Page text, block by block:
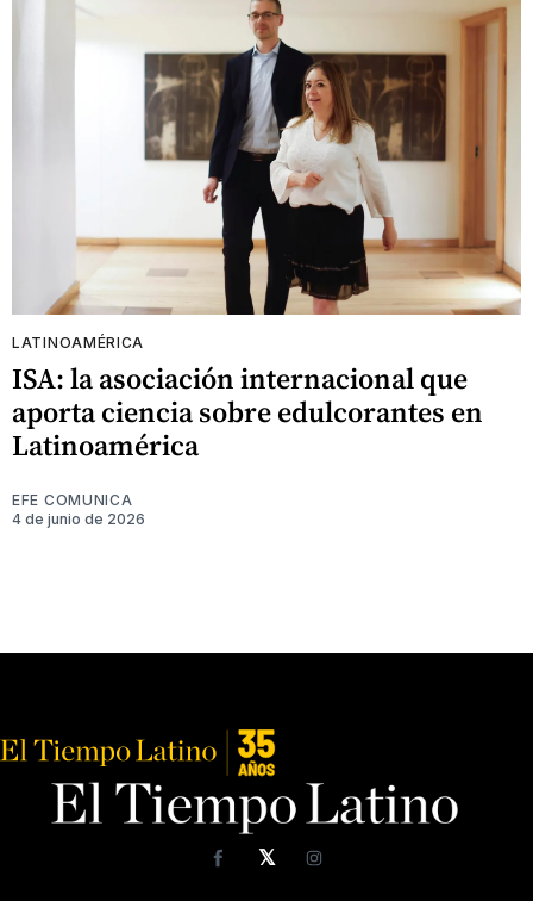
LATINOAMÉRICA
ISA: la asociación internacional que
aporta ciencia sobre edulcorantes en
Latinoamérica
EFE COMUNICA
4 de junio de 2026
𝕏
FacebookInstagram